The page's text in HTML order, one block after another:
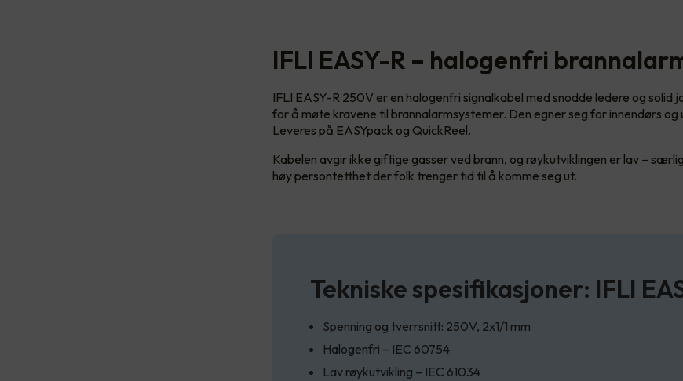
IFLI EASY-R – halogenfri
IFLI EASY-R 250V er en halogenfri signalkabel med snodde ledere og solid
for å møte kravene til brannalarmsystemer. Den egner seg for innendørs og
Leveres på EASYpack og QuickReel.
Kabelen avgir ikke giftige gasser ved brann, og røykutviklingen er lav –
høy persontetthet der folk trenger tid til å komme seg ut.
Tekniske spesifikasjoner: IFLI
Spenning og tverrsnitt: 250V, 2x1/1 mm
Halogenfri – IEC 60754
Lav røykutvikling – IEC 61034